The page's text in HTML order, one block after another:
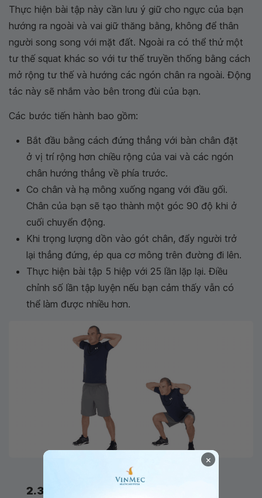
Thực hiện bài tập này cần lưu ý giữ cho ngực của bạn
hướng ra ngoài và vai giữ thăng bằng, không để thân
người song song với mặt đất. Ngoài ra có thể thử một
tư thế squat khác so với tư thế truyền thống bằng cách
mở rộng tư thế và hướng các ngón chân ra ngoài. Động
tác này sẽ nhắm vào bên trong đùi của bạn.
Các bước tiến hành bao gồm:
Bắt đầu bằng cách đứng thẳng với bàn chân đặt
ở vị trí rộng hơn chiều rộng của vai và các ngón
chân hướng thẳng về phía trước.
Co chân và hạ mông xuống ngang với đầu gối.
Chân của bạn sẽ tạo thành một góc 90 độ khi ở
cuối chuyển động.
Khi trọng lượng dồn vào gót chân, đẩy người trở
lại thẳng đứng, ép qua cơ mông trên đường đi lên.
Thực hiện bài tập 5 hiệp với 25 lần lặp lại. Điều
chỉnh số lần tập luyện nếu bạn cảm thấy vẫn có
thể làm được nhiều hơn.
Body weight squats tăng sức bền cho cơ bắp
2.3 Walking lunges
×